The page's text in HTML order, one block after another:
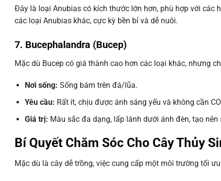
Đây là loại Anubias có kích thước lớn hơn, phù hợp với
các loại Anubias khác, cực kỳ bền bỉ và dễ nuôi.
7. Bucephalandra (Bucep)
Mặc dù Bucep có giá thành cao hơn các loại khác, nhưng
Nơi sống: Sống bám trên đá/lũa.
Yêu cầu: Rất ít, chịu được ánh sáng yếu và không cần
Giá trị: Màu sắc đa dạng, lấp lánh dưới ánh đèn, tạo
Bí Quyết Chăm Sóc Cho Cây Thủy
Mặc dù là cây dễ trồng, việc cung cấp một môi trường tối